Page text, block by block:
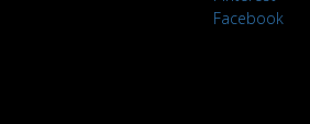
Facebook